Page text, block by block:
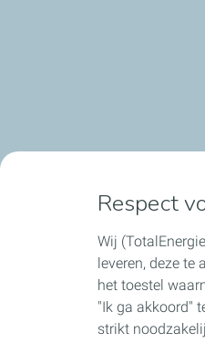
Respect
Wij
leveren, deze te
het toestel
"Ik ga akkoord"
strikt